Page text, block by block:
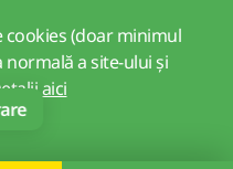
cookies (doar minimul
a site-ului și
aici